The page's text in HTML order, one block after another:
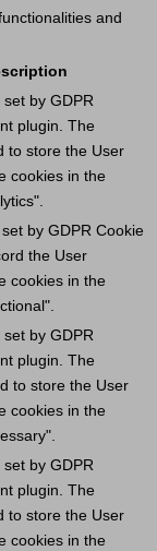
and
set by GDPR
plugin. The
to store the User
cookies in the
set by GDPR Cookie
the User
cookies in the
set by GDPR
plugin. The
to store the User
cookies in the
set by GDPR
plugin. The
to store the User
cookies in the